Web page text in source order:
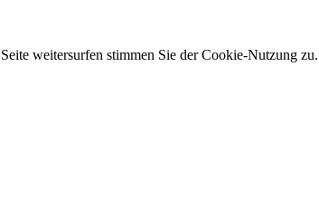
weitersurfen stimmen Sie der Cookie-Nutzung zu.